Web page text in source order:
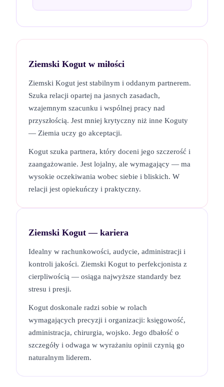
Ziemski Kogut w miłości
Ziemski Kogut jest stabilnym i oddanym partnerem.
Szuka relacji opartej na jasnych zasadach,
wzajemnym szacunku i wspólnej pracy nad
przyszłością. Jest mniej krytyczny niż inne Koguty
— Ziemia uczy go akceptacji.
Kogut szuka partnera, który doceni jego szczerość i
zaangażowanie. Jest lojalny, ale wymagający — ma
wysokie oczekiwania wobec siebie i bliskich. W
relacji jest opiekuńczy i praktyczny.
Ziemski Kogut — kariera
Idealny w rachunkowości, audycie, administracji i
kontroli jakości. Ziemski Kogut to perfekcjonista z
cierpliwością — osiąga najwyższe standardy bez
stresu i presji.
Kogut doskonale radzi sobie w rolach
wymagających precyzji i organizacji: księgowość,
administracja, chirurgia, wojsko. Jego dbałość o
szczegóły i odwaga w wyrażaniu opinii czynią go
naturalnym liderem.